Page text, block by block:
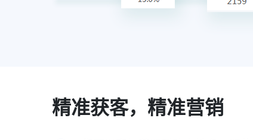
精准获客，精准营销